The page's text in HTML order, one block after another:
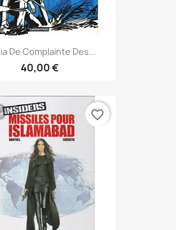
De Complainte Des...
40,00 €
favorite_border